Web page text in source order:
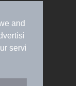
and
servi
のご案内
規約
採用情報